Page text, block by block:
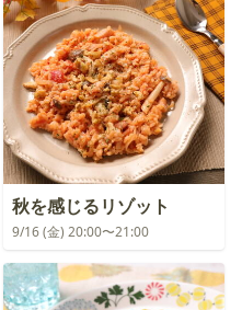
秋を感じるリゾット
9/16 (金) 20:00〜21:00